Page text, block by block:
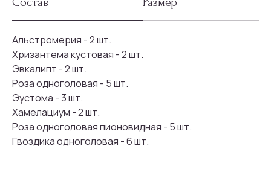
Состав Размер
Альстромерия - 2 шт.
Хризантема кустовая - 2 шт.
Эвкалипт - 2 шт.
Роза одноголовая - 5 шт.
Эустома - 3 шт.
Хамелациум - 2 шт.
Роза одноголовая пионовидная - 5 шт.
Гвоздика одноголовая - 6 шт.
Присоединяйтесь к